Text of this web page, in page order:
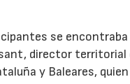
se encontraba
director territorial
y Baleares, quien